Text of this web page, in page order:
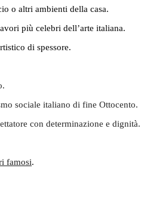
o altri ambienti della casa.
più celebri dell’arte italiana.
di spessore.
sociale italiano di fine Ottocento.
con determinazione e dignità.
famosi.